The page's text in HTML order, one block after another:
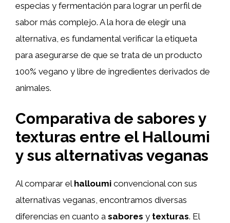
especias y fermentación para lograr un perfil de
sabor más complejo. A la hora de elegir una
alternativa, es fundamental verificar la etiqueta
para asegurarse de que se trata de un producto
100% vegano y libre de ingredientes derivados de
animales.
Comparativa de sabores y
texturas entre el Halloumi
y sus alternativas veganas
Al comparar el halloumi convencional con sus
alternativas veganas, encontramos diversas
diferencias en cuanto a sabores y texturas. El